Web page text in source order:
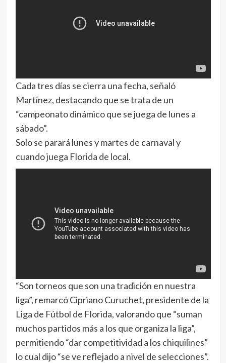
Cada tres días se cierra una fecha, señaló
Martínez, destacando que se trata de un
“campeonato dinámico que se juega de lunes a
sábado”.
Solo se parará lunes y martes de carnaval y
cuando juega Florida de local.
“Son torneos que son una tradición en nuestra
liga”, remarcó Cipriano Curuchet, presidente de la
Liga de Fútbol de Florida, valorando que “suman
muchos partidos más a los que organiza la liga”,
permitiendo “dar competitividad a los chiquilines”
lo cual dijo “se ve reflejado a nivel de selecciones”.